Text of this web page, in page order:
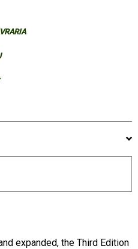
expanded, the Third Edition